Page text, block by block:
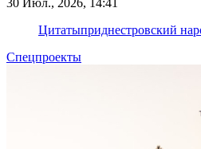
30 Июл., 2026, 14:41
Цитатыприднестровский
Спецпроекты